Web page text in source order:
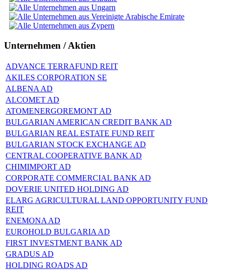
Unternehmen / Aktien
ADVANCE TERRAFUND REIT
AKILES CORPORATION SE
ALBENA AD
ALCOMET AD
ATOMENERGOREMONT AD
BULGARIAN AMERICAN CREDIT BANK AD
BULGARIAN REAL ESTATE FUND REIT
BULGARIAN STOCK EXCHANGE AD
CENTRAL COOPERATIVE BANK AD
CHIMIMPORT AD
CORPORATE COMMERCIAL BANK AD
DOVERIE UNITED HOLDING AD
ELARG AGRICULTURAL LAND OPPORTUNITY FUND
REIT
ENEMONA AD
EUROHOLD BULGARIA AD
FIRST INVESTMENT BANK AD
GRADUS AD
HOLDING ROADS AD